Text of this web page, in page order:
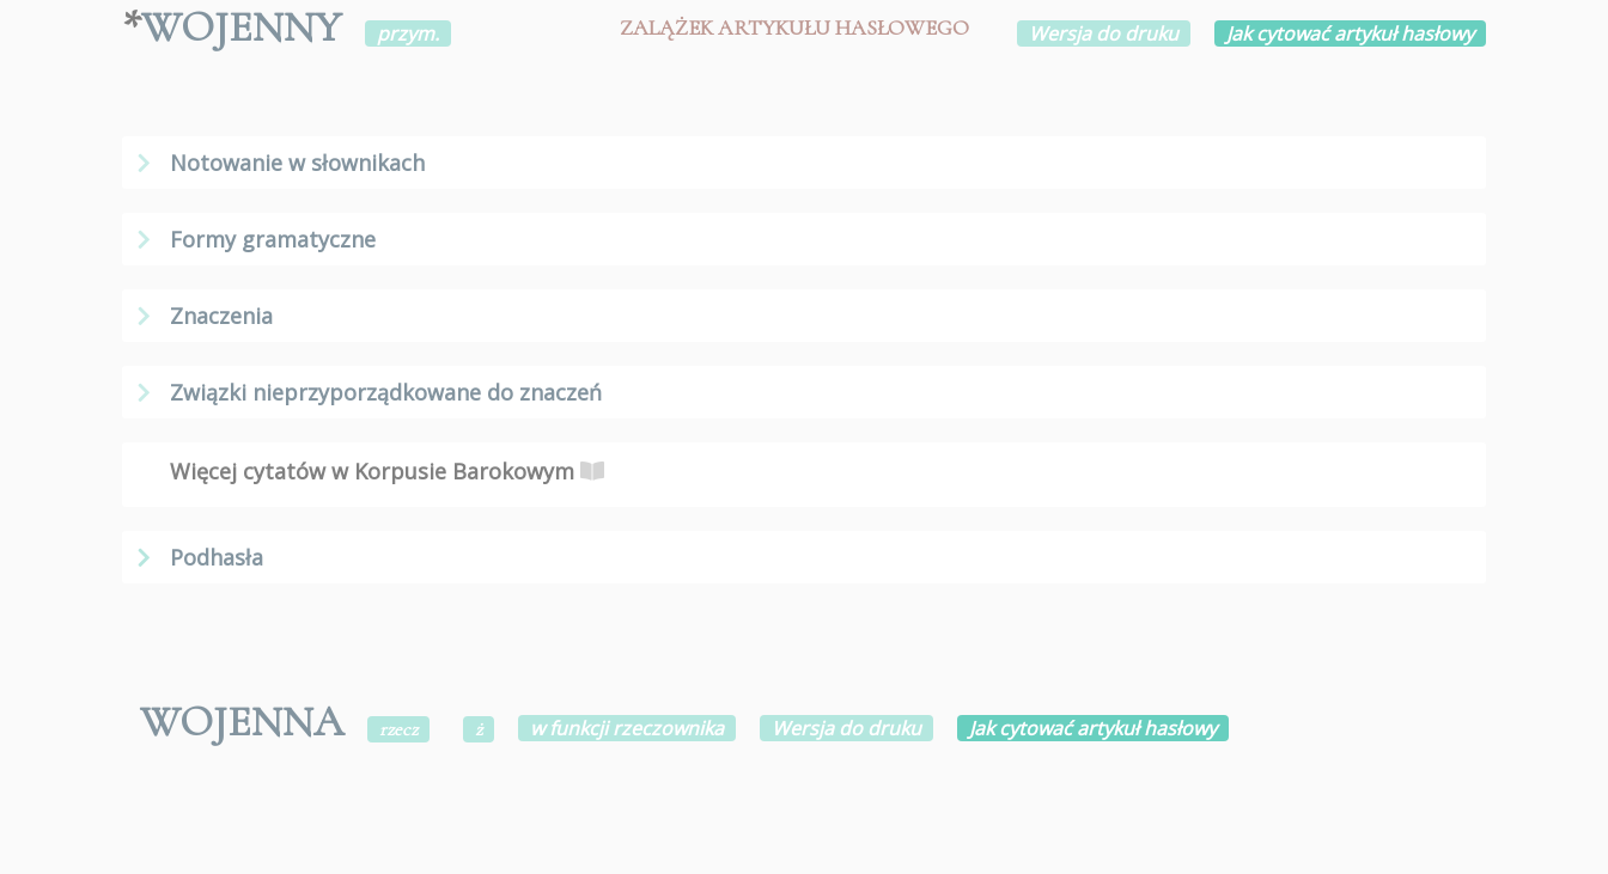
*WOJENNY przym. ZALĄŻEK ARTYKUŁU HASŁOWEGO Wersja do druku Jak cytować artykuł hasłowy
Notowanie w słownikach
Formy gramatyczne
Znaczenia
Związki nieprzyporządkowane do znaczeń
Więcej cytatów w Korpusie Barokowym
Podhasła
WOJENNA rzecz ż w funkcji rzeczownika Wersja do druku Jak cytować artykuł hasłowy